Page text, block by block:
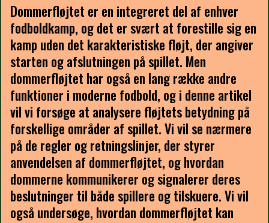
Dommerfløjtet er en integreret del af enhver
fodboldkamp, og det er svært at forestille sig en
kamp uden det karakteristiske fløjt, der angiver
starten og afslutningen på spillet. Men
dommerfløjtet har også en lang række andre
funktioner i moderne fodbold, og i denne artikel
vil vi forsøge at analysere fløjtets betydning på
forskellige områder af spillet. Vi vil se nærmere
på de regler og retningslinjer, der styrer
anvendelsen af dommerfløjtet, og hvordan
dommerne kommunikerer og signalerer deres
beslutninger til både spillere og tilskuere. Vi vil
også undersøge, hvordan dommerfløjtet kan